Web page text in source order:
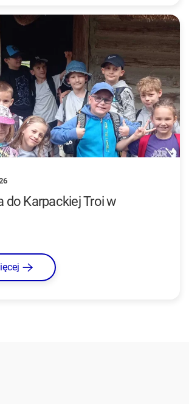
do Karpackiej Troi w